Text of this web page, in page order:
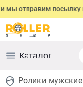
отправим посылку в
Каталог
Ролики мужские